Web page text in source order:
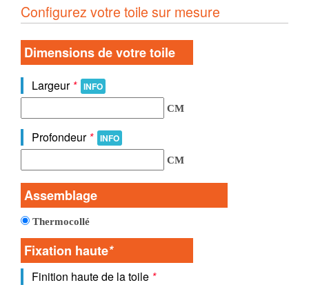
Configurez votre toile sur mesure
Dimensions de votre toile
Largeur * INFO
CM
Profondeur * INFO
CM
Assemblage
Thermocollé
Fixation haute*
Finition haute de la toile *